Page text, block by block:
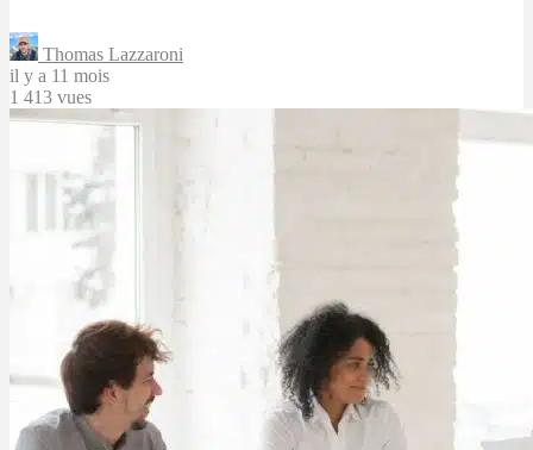
Thomas Lazzaroni
il y a 11 mois
1 413 vues